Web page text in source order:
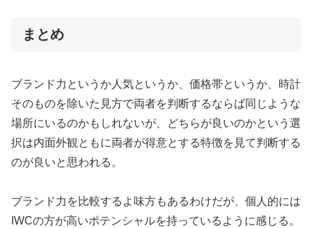
まとめ
ブランド力というか人気というか、価格帯というか、時計
そのものを除いた見方で両者を判断するならば同じような
場所にいるのかもしれないが、どちらが良いのかという選
択は内面外観ともに両者が得意とする特徴を見て判断する
のが良いと思われる。
ブランド力を比較するよ味方もあるわけだが、個人的には
IWCの方が高いポテンシャルを持っているように感じる。